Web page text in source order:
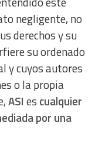
negligente, no
derechos y su
su ordenado
y cuyos autores
o la propia
ASI es cualquier
por una